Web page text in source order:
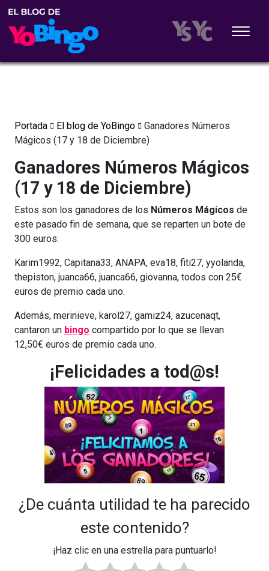
Portada El blog de YoBingo
Ganadores Números
Mágicos (17 y 18 de Diciembre)
Ganadores Números Mágicos
(17 y 18 de Diciembre)
Estos son los ganadores de los Números Mágicos de
este pasado fin de semana, que se reparten un bote de
300 euros:
Karim1992, Capitana33, ANAPA, eva18, fiti27, yyolanda,
thepiston, juanca66, juanca66, giovanna, todos con 25€
euros de premio cada uno.
Además, merinieve, karol27, gamiz24, azucenaqt,
cantaron un bingo compartido por lo que se llevan
12,50€ euros de premio cada uno.
¡Felicidades a tod@s!
¿De cuánta utilidad te ha parecido
este contenido?
¡Haz clic en una estrella para puntuarlo!